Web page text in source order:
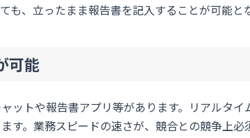
も、立ったまま報告書を記入することが可能と
可能
ットや報告書アプリ等があります。リアルタ
す。業務スピードの速さが、競合との競争上必